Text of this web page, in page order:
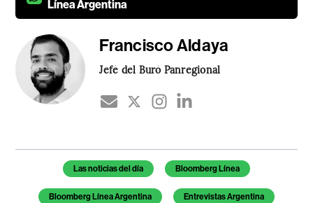
Línea Argentina
Francisco Aldaya
Jefé del Buró Panregional
Temas de este artículo
Las noticias del día Bloomberg Línea
Bloomberg Línea Argentina Entrevistas Argentina